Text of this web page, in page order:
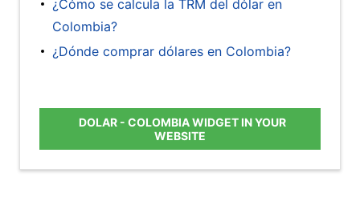
¿Cómo se calcula la TRM del dólar en
Colombia?
¿Dónde comprar dólares en Colombia?
DOLAR - COLOMBIA WIDGET IN YOUR
WEBSITE